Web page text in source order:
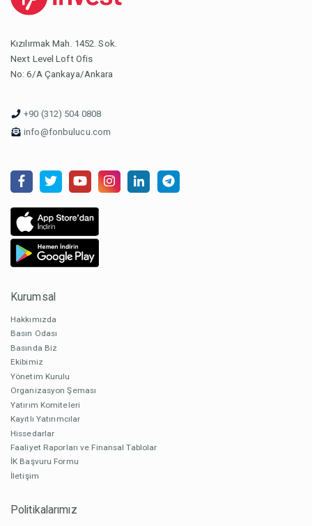
Kızılırmak Mah. 1452. Sok.
Next Level Loft Ofis
No: 6/A Çankaya/Ankara
+90 (312) 504 0808
info@fonbulucu.com
Kurumsal
Hakkımızda
Basın Odası
Basında Biz
Ekibimiz
Yönetim Kurulu
Organizasyon Şeması
Yatırım Komiteleri
Kayıtlı Yatırımcılar
Hissedarlar
Faaliyet Raporları ve Finansal Tablolar
İK Başvuru Formu
İletişim
Politikalarımız